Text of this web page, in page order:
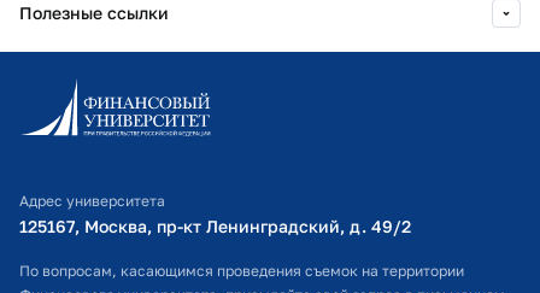
Полезные ссылки
Информационно-образовательный портал
Личный кабинет поступающего
Оплата обучения
Расписание занятий
Адрес университета
125167, Москва, пр-кт Ленинградский, д. 49/2​
По вопросам, касающимся проведения съемок на территории